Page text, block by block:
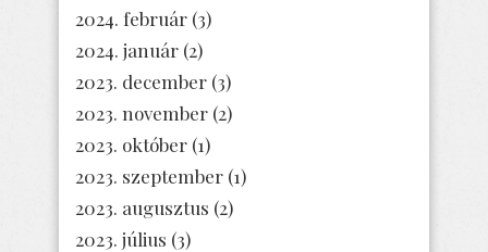
2024. február (3)
2024. január (2)
2023. december (3)
2023. november (2)
2023. október (1)
2023. szeptember (1)
2023. augusztus (2)
2023. július (3)